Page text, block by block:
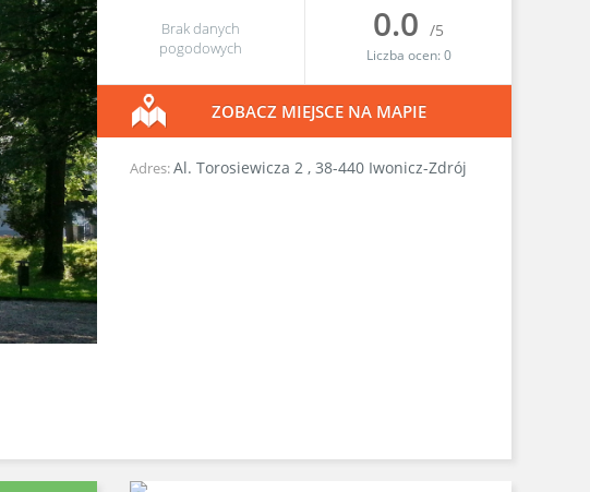
Brak danych
pogodowych
0.0 /5
Liczba ocen: 0
ZOBACZ MIEJSCE NA MAPIE
Adres:Al. Torosiewicza 2 , 38-440 Iwonicz-Zdrój